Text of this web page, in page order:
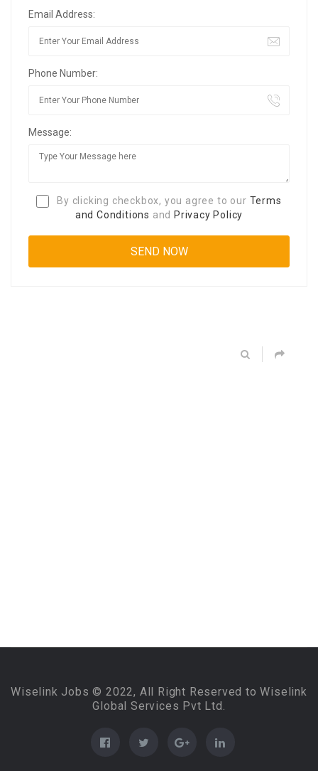
Email Address:
Phone Number:
Message:
By clicking checkbox, you agree to our Terms
and Conditions and Privacy Policy
Wiselink Jobs © 2022, All Right Reserved to Wiselink
Global Services Pvt Ltd.